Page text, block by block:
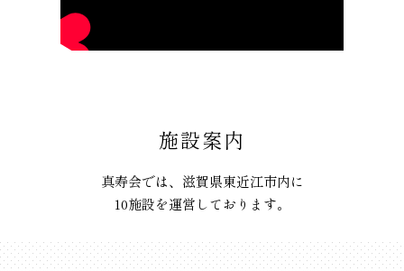
施設案内
真寿会では、滋賀県東近江市内に
10施設を運営しております。